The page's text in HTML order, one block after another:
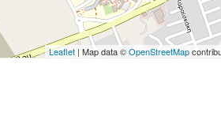
Leaflet | Map data ©OpenStreetMap